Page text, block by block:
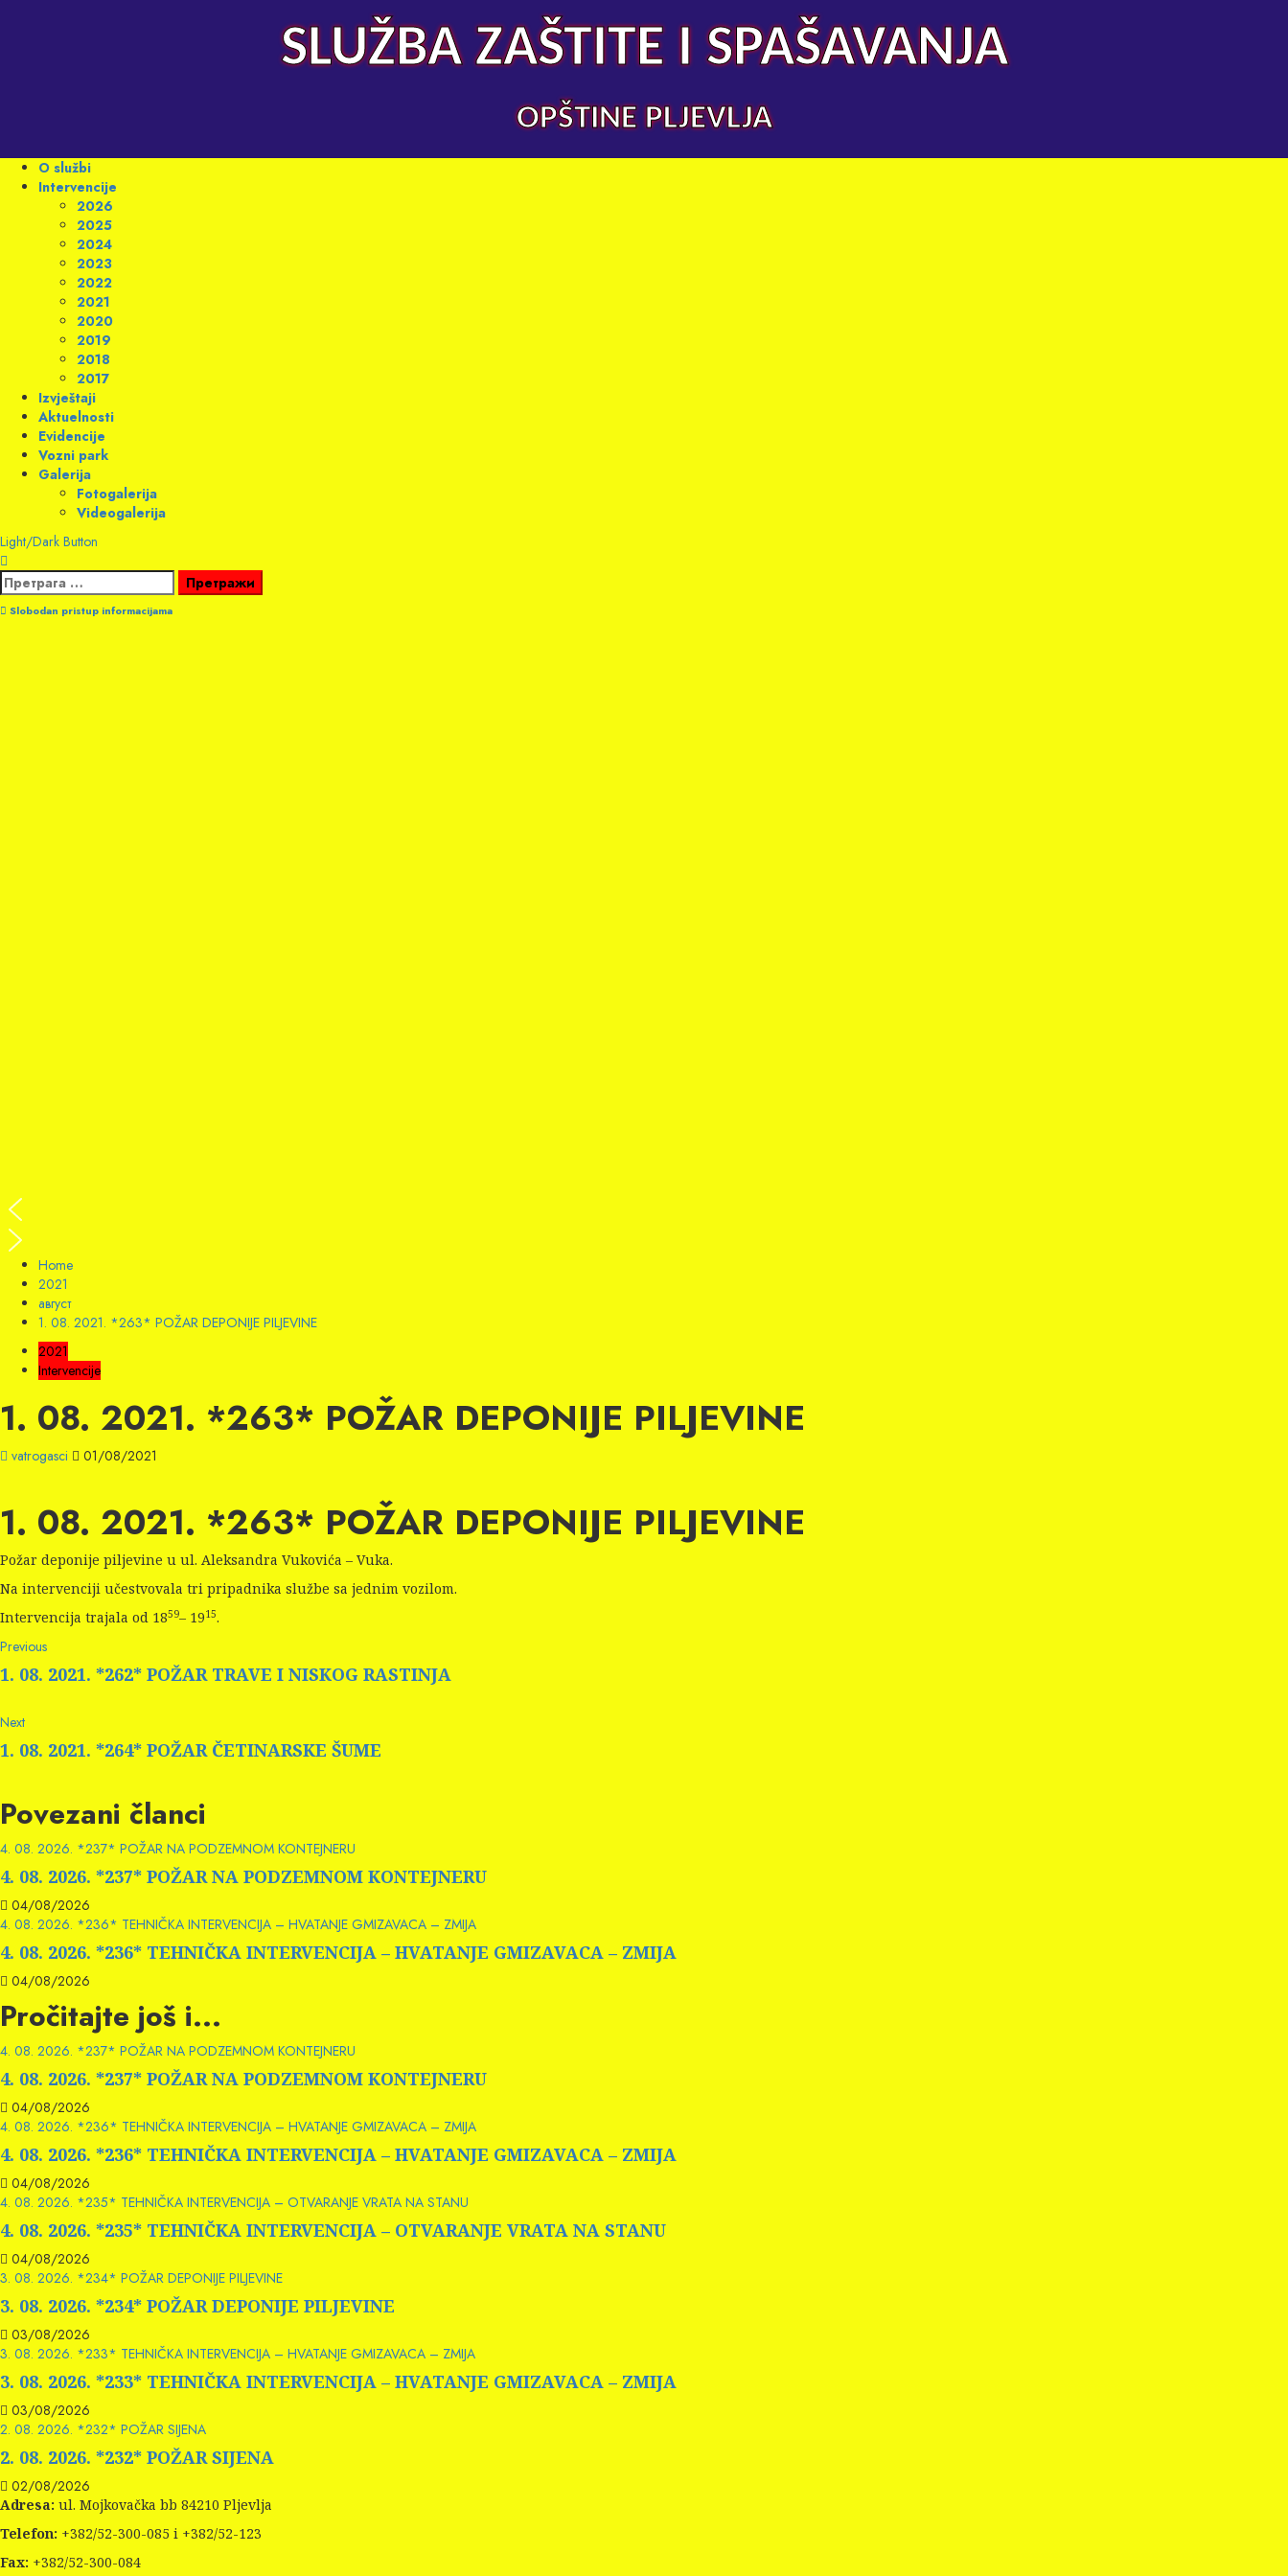
SLUŽBA ZAŠTITE I SPAŠAVANJA
OPŠTINE PLJEVLJA
Primary
Menu
O službi
Intervencije
2026
2025
2024
2023
2022
2021
2020
2019
2018
2017
Izvještaji
Aktuelnosti
Evidencije
Vozni park
Galerija
Fotogalerija
Videogalerija
Light/Dark Button
Претрага
за:
Slobodan pristup informacijama
Home
2021
август
1. 08. 2021. *263* POŽAR DEPONIJE PILJEVINE
2021
Intervencije
1. 08. 2021. *263* POŽAR DEPONIJE PILJEVINE
vatrogasci 01/08/2021
1. 08. 2021. *263* POŽAR DEPONIJE PILJEVINE
Požar deponije piljevine u ul. Aleksandra Vukovića – Vuka.
Na intervenciji učestvovala tri pripadnika službe sa jednim vozilom.
Intervencija trajala od 1859– 1915.
Continue
Reading
PreviousPrevious
post:
1. 08. 2021. *262* POŽAR TRAVE I NISKOG RASTINJA
NextNext
post:
1. 08. 2021. *264* POŽAR ČETINARSKE ŠUME
Povezani članci
4. 08. 2026. *237* POŽAR NA PODZEMNOM KONTEJNERU
4. 08. 2026. *237* POŽAR NA PODZEMNOM KONTEJNERU
04/08/2026
4. 08. 2026. *236* TEHNIČKA INTERVENCIJA – HVATANJE GMIZAVACA – ZMIJA
4. 08. 2026. *236* TEHNIČKA INTERVENCIJA – HVATANJE GMIZAVACA – ZMIJA
04/08/2026
Pročitajte još i...
4. 08. 2026. *237* POŽAR NA PODZEMNOM KONTEJNERU
4. 08. 2026. *237* POŽAR NA PODZEMNOM KONTEJNERU
04/08/2026
4. 08. 2026. *236* TEHNIČKA INTERVENCIJA – HVATANJE GMIZAVACA – ZMIJA
4. 08. 2026. *236* TEHNIČKA INTERVENCIJA – HVATANJE GMIZAVACA – ZMIJA
04/08/2026
4. 08. 2026. *235* TEHNIČKA INTERVENCIJA – OTVARANJE VRATA NA STANU
4. 08. 2026. *235* TEHNIČKA INTERVENCIJA – OTVARANJE VRATA NA STANU
04/08/2026
3. 08. 2026. *234* POŽAR DEPONIJE PILJEVINE
3. 08. 2026. *234* POŽAR DEPONIJE PILJEVINE
03/08/2026
3. 08. 2026. *233* TEHNIČKA INTERVENCIJA – HVATANJE GMIZAVACA – ZMIJA
3. 08. 2026. *233* TEHNIČKA INTERVENCIJA – HVATANJE GMIZAVACA – ZMIJA
03/08/2026
2. 08. 2026. *232* POŽAR SIJENA
2. 08. 2026. *232* POŽAR SIJENA
02/08/2026
Adresa: ul. Mojkovačka bb 84210 Pljevlja
Telefon: +382/52-300-085 i +382/52-123
Fax: +382/52-300-084